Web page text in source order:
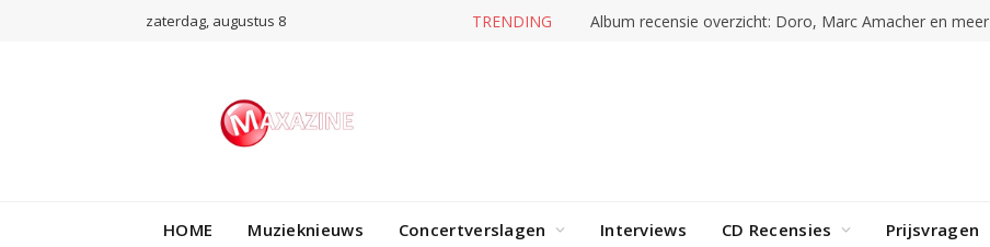
zaterdag, augustus 8 TRENDING Album recensie overzicht: Doro, Marc Amacher en meer
HOME Muzieknieuws Concertverslagen Interviews CD Recensies Prijsvragen